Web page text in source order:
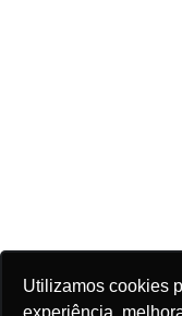
Utilizamos cookies